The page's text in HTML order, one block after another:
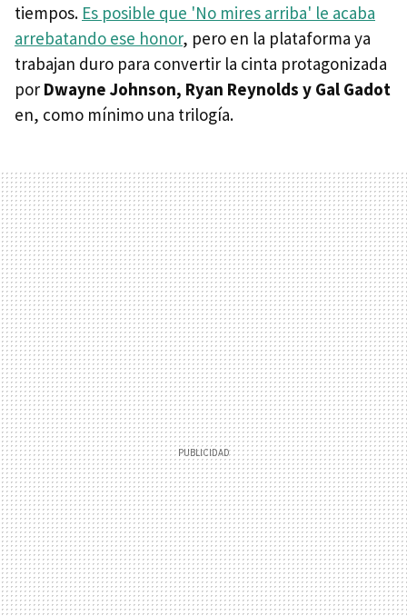
tiempos. Es posible que 'No mires arriba' le acaba
arrebatando ese honor, pero en la plataforma ya
trabajan duro para convertir la cinta protagonizada
por Dwayne Johnson, Ryan Reynolds y Gal Gadot
en, como mínimo una trilogía.